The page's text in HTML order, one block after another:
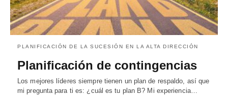
PLANIFICACIÓN DE LA SUCESIÓN EN LA ALTA DIRECCIÓN
Planificación de contingencias
Los mejores líderes siempre tienen un plan de respaldo, así que
mi pregunta para ti es: ¿cuál es tu plan B? Mi experiencia…